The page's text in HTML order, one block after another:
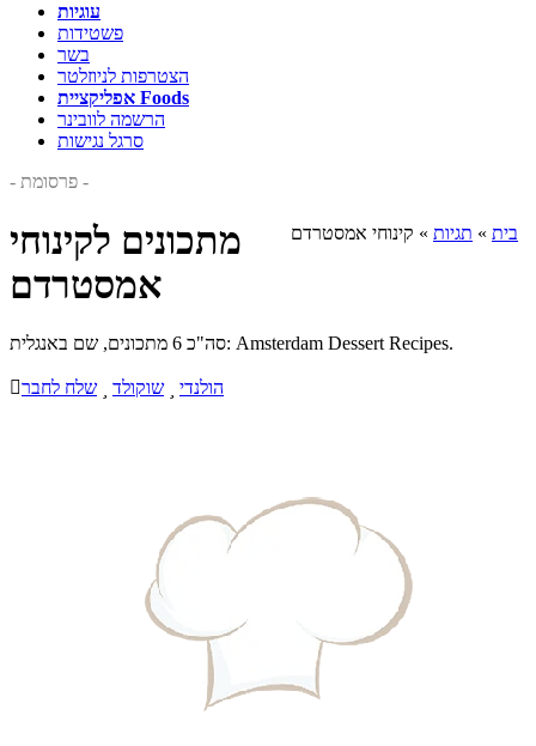
עוגיות
פשטידות
בשר
הצטרפות לניוזלטר
אפליקציית Foods
הרשמה לוובינר
סרגל נגישות
- פרסומת -
בית » תגיות » קינוחי אמסטרדם
מתכונים לקינוחי
אמסטרדם
סה"כ 6 מתכונים, שם באנגלית: Amsterdam Dessert Recipes.
שלח לחבר שוקולד הולנדי